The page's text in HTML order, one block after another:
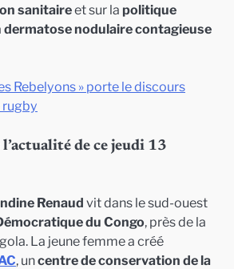
sanitaireet sur la politique
dermatose nodulaire contagieuse
Rebelyons » porte le discours
rugby
de ce jeudi 13
Renaudvit dans le sud-ouest
du Congo, près de la
La jeune femme a créé
, uncentre de conservation de la